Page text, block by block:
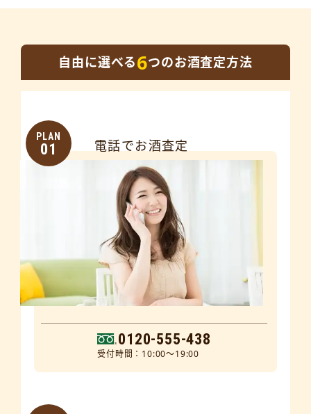
自由に選べる6つのお酒査定方法
PLAN
01 電話でお酒査定
0120-555-438
受付時間：10:00～19:00